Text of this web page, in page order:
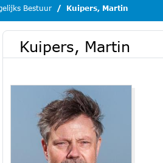
Bestuur Kuipers, Martin
Kuipers, Martin